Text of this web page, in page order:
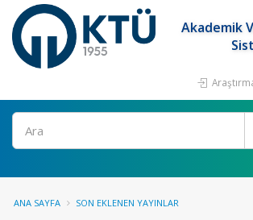
Akademik
Ara
ANA SAYFA SON EKLENEN YAYINLAR